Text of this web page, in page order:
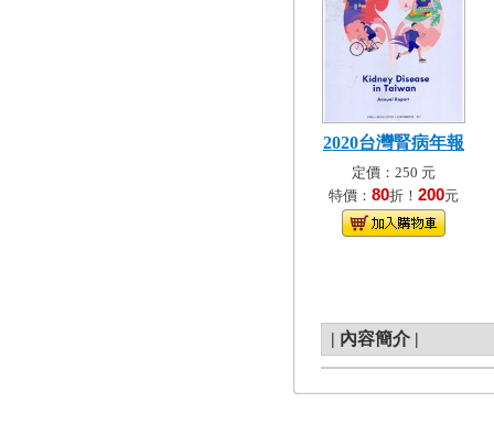
2020台灣腎病年報
定價：250 元
特價： 80折！ 200元
| 內容簡介 |